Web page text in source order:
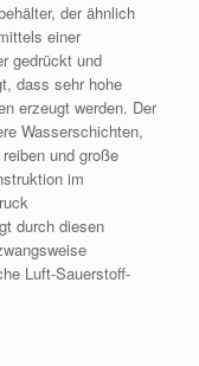
der ähnlich
einer
gedrückt und
dass sehr hohe
erzeugt werden. Der
Wasserschichten,
und große
im
durch diesen
Luft-Sauerstoff-